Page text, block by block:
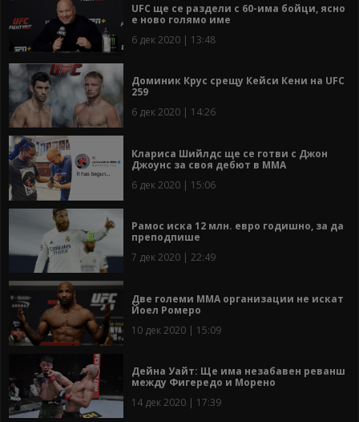
UFC ще се раздели с 60-има бойци, ясно
е ново голямо име
6 дек 2020 | 13:48
Доминик Крус срещу Кейси Кени на UFC
259
6 дек 2020 | 14:26
Клариса Шийлдс ще се готви с Джон
Джоунс за своя дебют в ММА
6 дек 2020 | 15:06
Рамос иска 12 млн. евро годишно, за да
преподпише
7 дек 2020 | 22:49
Две големи ММА организации не искат
Йоел Ромеро
10 дек 2020 | 15:09
Дейна Уайт: Ще има незабавен реванш
между Фигередо и Морено
14 дек 2020 | 17:39